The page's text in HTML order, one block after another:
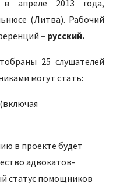
в апреле 2013 года,
(Литва). Рабочий
– русский.
25 слушателей
могут стать:
в проекте будет
адвокатов-
статус помощников